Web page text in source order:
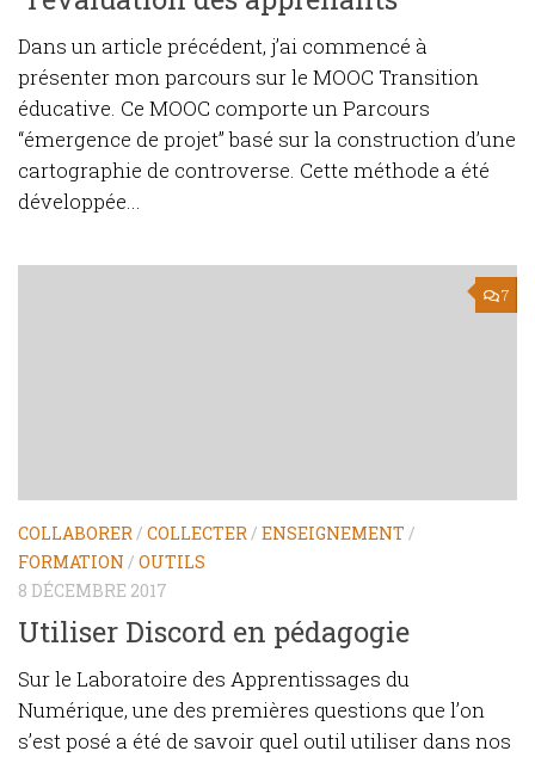
Dans un article précédent, j’ai commencé à
présenter mon parcours sur le MOOC Transition
éducative. Ce MOOC comporte un Parcours
“émergence de projet” basé sur la construction d’une
cartographie de controverse. Cette méthode a été
développée...
7
COLLABORER/ COLLECTER/ ENSEIGNEMENT /
FORMATION / OUTILS
8 DÉCEMBRE 2017
Utiliser Discord en pédagogie
Sur le Laboratoire des Apprentissages du
Numérique, une des premières questions que l’on
s’est posé a été de savoir quel outil utiliser dans nos